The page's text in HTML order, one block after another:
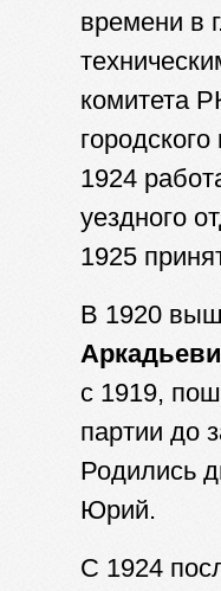
времени в
комитета
1924
уездного
1925
В 1920
с 1919,
партии до
Родились
Юрий.
С 1924